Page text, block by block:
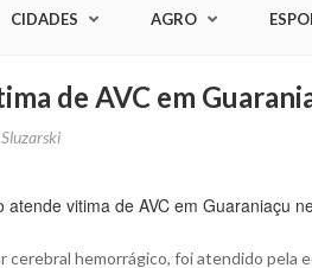
CIDADES AGRO
de AVC em
cerebral hemorrágico, foi atendido pela